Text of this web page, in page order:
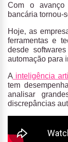
Com o
bancária tornou-
Hoje, as
ferramentas e
desde
automação para
A inteligência
tem
analisar
discrepâncias